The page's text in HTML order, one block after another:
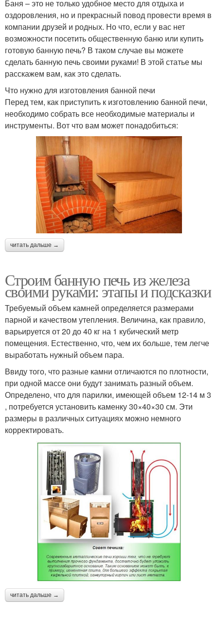
Баня – это не только удобное место для отдыха и
оздоровления, но и прекрасный повод провести время в
компании друзей и родных. Но что, если у вас нет
возможности посетить общественную баню или купить
готовую банную печь? В таком случае вы можете
сделать банную печь своими руками! В этой статье мы
расскажем вам, как это сделать.
Что нужно для изготовления банной печи
Перед тем, как приступить к изготовлению банной печи,
необходимо собрать все необходимые материалы и
инструменты. Вот что вам может понадобиться:
читать дальше →
Строим банную печь из железа
своими руками: этапы и подсказки
Требуемый объем камней определяется размерами
парной и качеством утепления. Величина, как правило,
варьируется от 20 до 40 кг на 1 кубический метр
помещения. Естественно, что, чем их больше, тем легче
выработать нужный объем пара.
Ввиду того, что разные камни отличаются по плотности,
при одной массе они будут занимать разный объем.
Определено, что для парилки, имеющей объем 12-14 м 3
, потребуется установить каменку 30×40×30 см. Эти
размеры в различных ситуациях можно немного
корректировать.
читать дальше →